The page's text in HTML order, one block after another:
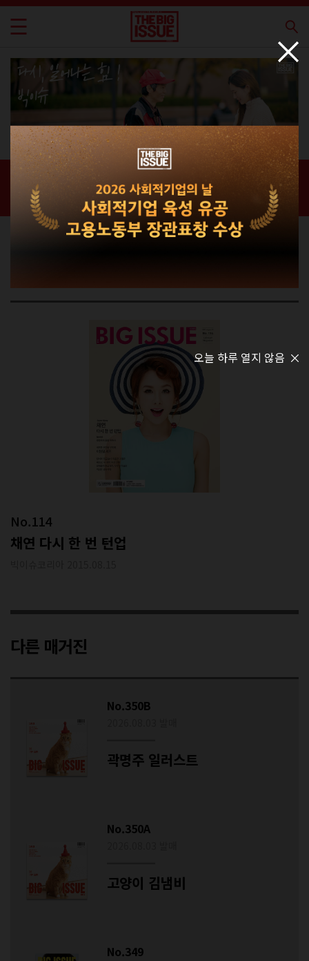
신간 · 과월호
홈 / 매거진 / 신간 · 과월호
No.114
채연 다시 한 번 턴업
다른 매거진
No.350B
곽명주 일러스트
No.350A
고양이 김냄비
No.349
오늘 하루 열지 않음